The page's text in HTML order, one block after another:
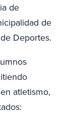
de
de
Deportes.
atletismo,